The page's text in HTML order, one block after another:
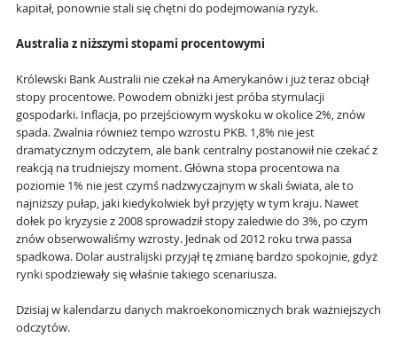
kapitał, ponownie stali się chętni do podejmowania ryzyk.
Australia z niższymi stopami procentowymi
Królewski Bank Australii nie czekał na Amerykanów i już teraz obciął
stopy procentowe. Powodem obniżki jest próba stymulacji
gospodarki. Inflacja, po przejściowym wyskoku w okolice 2%, znów
spada. Zwalnia również tempo wzrostu PKB. 1,8% nie jest
dramatycznym odczytem, ale bank centralny postanowił nie czekać z
reakcją na trudniejszy moment. Główna stopa procentowa na
poziomie 1% nie jest czymś nadzwyczajnym w skali świata, ale to
najniższy pułap, jaki kiedykolwiek był przyjęty w tym kraju. Nawet
dołek po kryzysie z 2008 sprowadził stopy zaledwie do 3%, po czym
znów obserwowaliśmy wzrosty. Jednak od 2012 roku trwa passa
spadkowa. Dolar australijski przyjął tę zmianę bardzo spokojnie, gdyż
rynki spodziewały się właśnie takiego scenariusza.
Dzisiaj w kalendarzu danych makroekonomicznych brak ważniejszych
odczytów.